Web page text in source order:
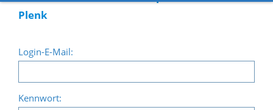
Plenk
Login-E-Mail:
Kennwort: